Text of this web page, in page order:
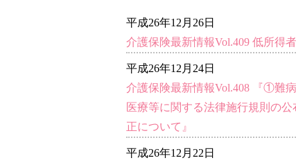
平成26年12月26日
介護保険最新情報Vol.409 低所得
平成26年12月24日
介護保険最新情報Vol.408 『①難
医療等に関する法律施行規則の
正について』
平成26年12月22日